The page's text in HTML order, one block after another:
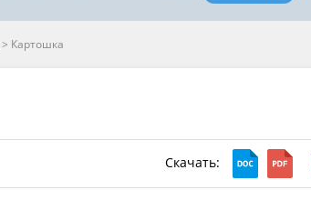
> Картошка
Скачать: